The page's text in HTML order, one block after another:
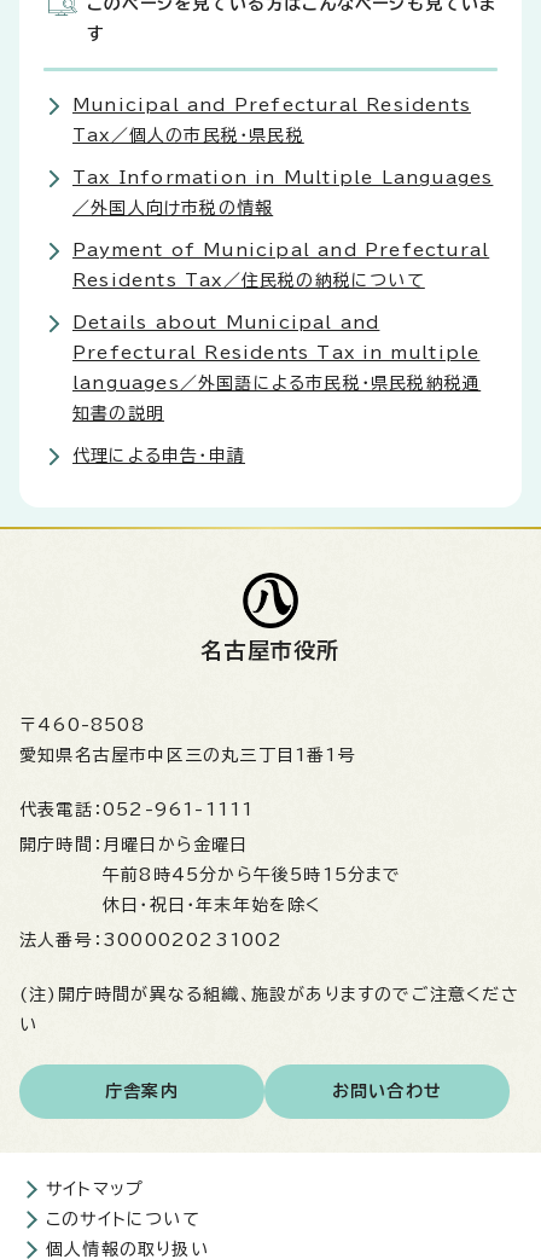
このページを見ている方はこんなページも見ていま
す
Municipal and Prefectural Residents
Tax／個人の市民税・県民税
Tax Information in Multiple Languages
／外国人向け市税の情報
Payment of Municipal and Prefectural
Residents Tax／住民税の納税について
Details about Municipal and
Prefectural Residents Tax in multiple
languages／外国語による市民税・県民税納税通
知書の説明
代理による申告・申請
名古屋市役所
〒460-8508
愛知県名古屋市中区三の丸三丁目1番1号
代表電話： 052-961-1111
開庁時間： 月曜日から金曜日
午前8時45分から午後5時15分まで
休日・祝日・年末年始を除く
法人番号： 3000020231002
(注)開庁時間が異なる組織、施設がありますのでご注意くださ
い
庁舎案内 お問い合わせ
サイトマップ
このサイトについて
個人情報の取り扱い